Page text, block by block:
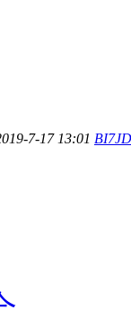
7-17 13:01